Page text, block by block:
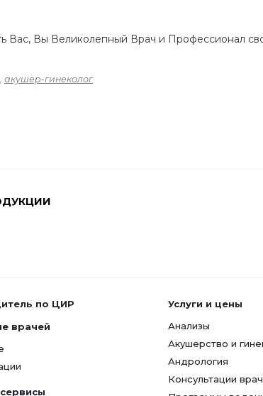
Вас, Вы Великолепный Врач и Профессионал
, акушер-гинеколог
по ЦИР
врачей
Услуги и цены
Анализы
Акушерство и
Андрология
Консультации